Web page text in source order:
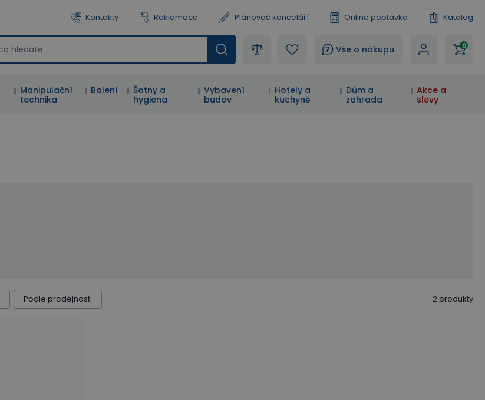
Kontakty Reklamace Plánovač kanceláří Online poptávka Katalog
? Vše o nákupu 0
Manipulační
technika
Balení
Šatny a
hygiena
Vybavení
budov
Hotely a
kuchyně
Dům a
zahrada
Akce a
slevy
Podle prodejnosti 2produkty